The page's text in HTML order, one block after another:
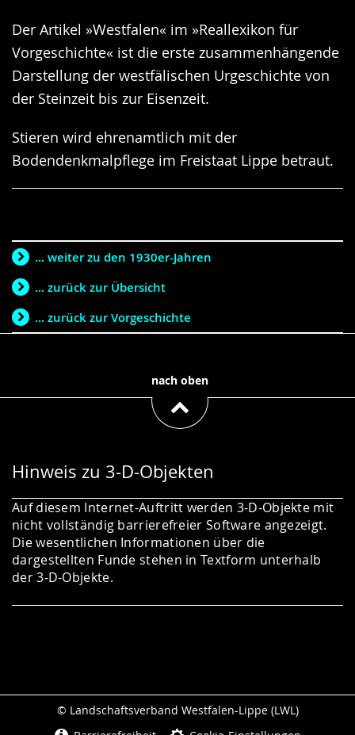
Der Artikel »Westfalen« im »Reallexikon für
Vorgeschichte« ist die erste zusammenhängende
Darstellung der westfälischen Urgeschichte von
der Steinzeit bis zur Eisenzeit.
Stieren wird ehrenamtlich mit der
Bodendenkmalpflege im Freistaat Lippe betraut.
... weiter zu den 1930er-Jahren
... zurück zur Übersicht
... zurück zur Vorgeschichte
nach oben
Hinweis zu 3-D-Objekten
Auf diesem Internet-Auftritt werden 3-D-Objekte mit
nicht vollständig barrierefreier Software angezeigt.
Die wesentlichen Informationen über die
dargestellten Funde stehen in Textform unterhalb
der 3-D-Objekte.
© Landschaftsverband Westfalen-Lippe (LWL)